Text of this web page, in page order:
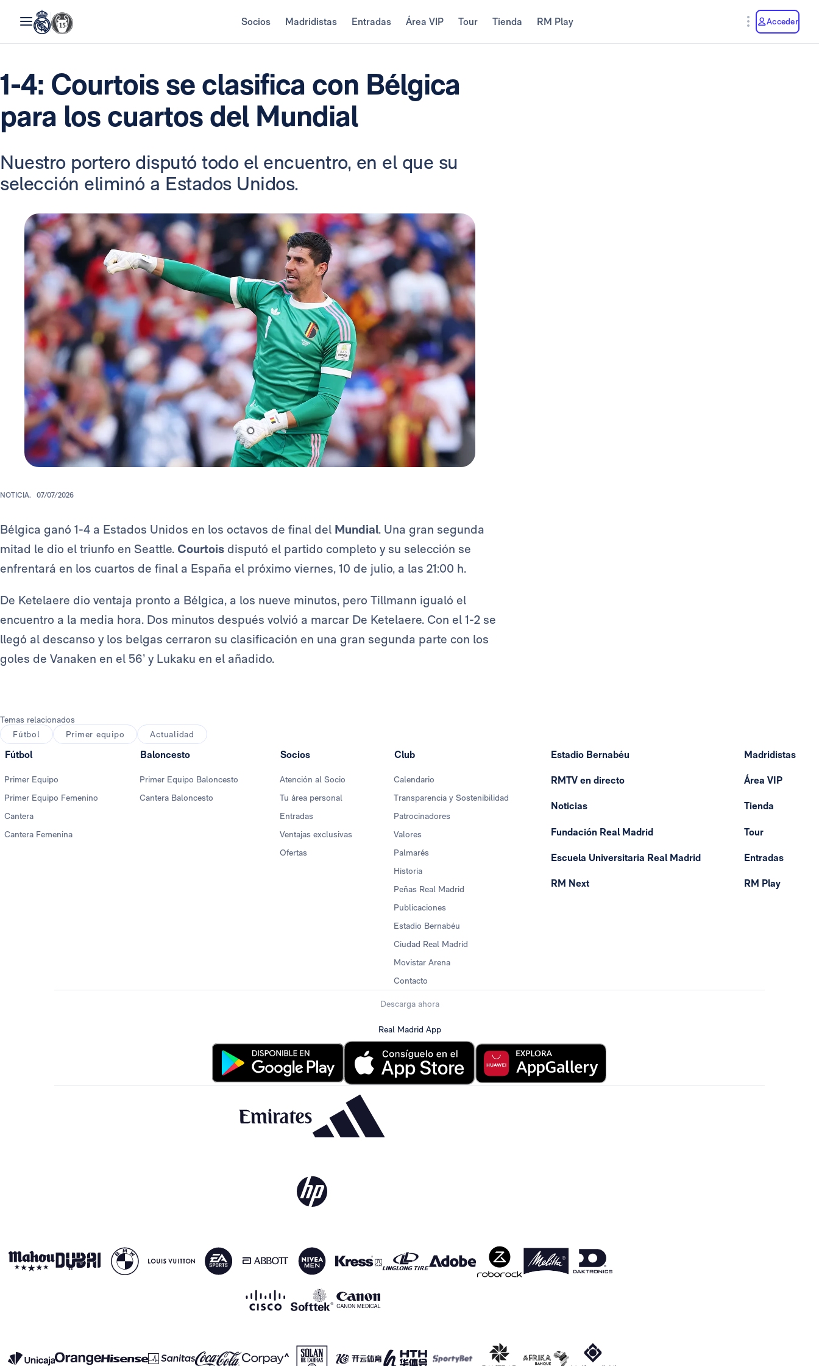
Socios Madridistas Entradas Área VIP Tour Tienda RM Play Acceder
1-4: Courtois se clasifica con Bélgica
para los cuartos del Mundial
Nuestro portero disputó todo el encuentro, en el que su
selección eliminó a Estados Unidos.
NOTICIA. 07/07/2026
Bélgica ganó 1-4 a Estados Unidos en los octavos de final del Mundial. Una gran segunda
mitad le dio el triunfo en Seattle. Courtois disputó el partido completo y su selección se
enfrentará en los cuartos de final a España el próximo viernes, 10 de julio, a las 21:00 h.
De Ketelaere dio ventaja pronto a Bélgica, a los nueve minutos, pero Tillmann igualó el
encuentro a la media hora. Dos minutos después volvió a marcar De Ketelaere. Con el 1-2 se
llegó al descanso y los belgas cerraron su clasificación en una gran segunda parte con los
goles de Vanaken en el 56’ y Lukaku en el añadido.
Temas relacionados
Fútbol
Primer equipo Actualidad
Fútbol
Primer Equipo
Primer Equipo Femenino
Cantera
Cantera Femenina
Baloncesto
Primer Equipo Baloncesto
Cantera Baloncesto
Socios
Atención al Socio
Tu área personal
Entradas
Ventajas exclusivas
Ofertas
Club
Calendario
Transparencia y Sostenibilidad
Patrocinadores
Valores
Palmarés
Historia
Peñas Real Madrid
Publicaciones
Estadio Bernabéu
Ciudad Real Madrid
Movistar Arena
Contacto
Estadio Bernabéu
RMTV en directo
Noticias
Fundación Real Madrid
Escuela Universitaria Real Madrid
RM Next
Madridistas
Área VIP
Tienda
Tour
Entradas
RM Play
Descarga ahora
Real Madrid App